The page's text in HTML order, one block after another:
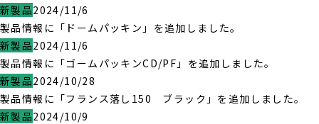
新製品2024/11/6
製品情報に「ドームパッキン」を追加しました。
新製品2024/11/6
製品情報に「ゴームパッキンCD/PF」を追加しました。
新製品2024/10/28
製品情報に「フランス落し150 ブラック」を追加しました。
新製品2024/10/9